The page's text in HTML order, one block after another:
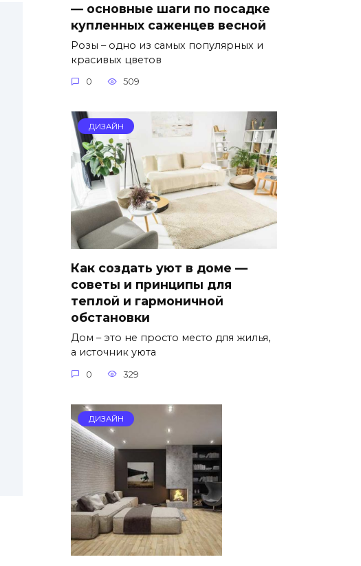
— основные шаги по посадке
купленных саженцев весной
Розы – одно из самых популярных и
красивых цветов
0 509
ДИЗАЙН
Как создать уют в доме —
советы и принципы для
теплой и гармоничной
обстановки
Дом – это не просто место для жилья,
а источник уюта
0 329
ДИЗАЙН